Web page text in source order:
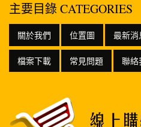
主要目錄 CATEGORIES
關於我們 位置圖 最新消
檔案下載 常見問題 聯絡